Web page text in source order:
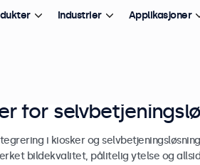
for
i kiosker og
bildekvalitet, pålitelig ytelse og
Industrier Applikasjoner